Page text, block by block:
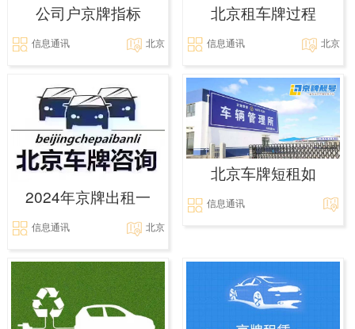
公司户京牌指标
信息通讯 北京
北京租车牌过程
信息通讯 北京
2024年京牌出租一
信息通讯 北京
北京车牌短租如
信息通讯